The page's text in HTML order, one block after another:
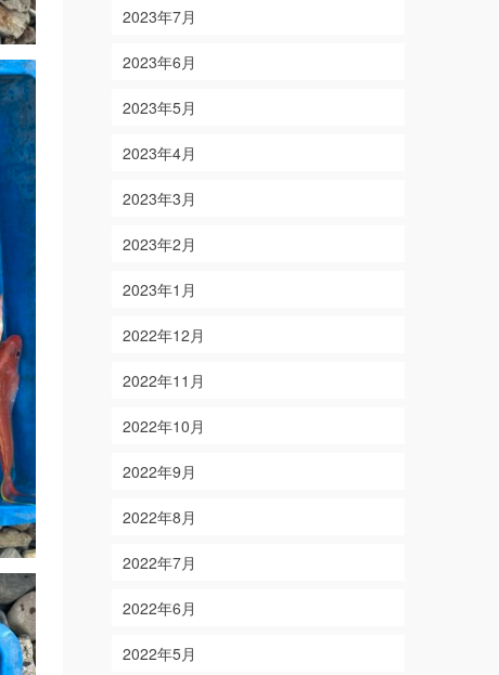
2023年7月
2023年6月
2023年5月
2023年4月
2023年3月
2023年2月
2023年1月
2022年12月
2022年11月
2022年10月
2022年9月
2022年8月
2022年7月
2022年6月
2022年5月